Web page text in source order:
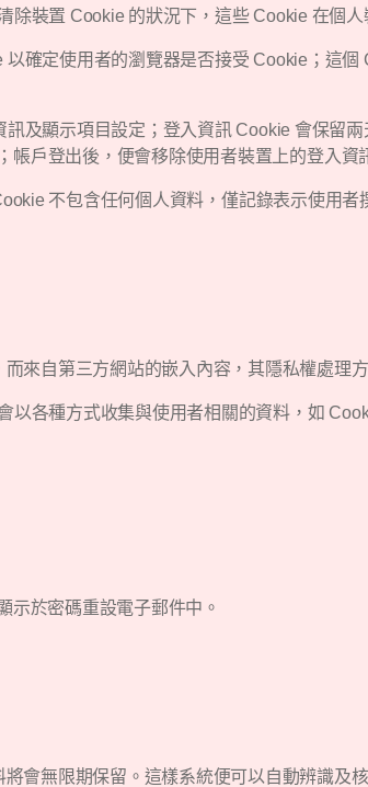
裝置 Cookie 的狀況下，這些 Cookie 在個人
確定使用者的瀏覽器是否接受 Cookie；這
及顯示項目設定；登入資訊 Cookie 會保留
戶登出後，便會移除使用者裝置上的登入資
不包含任何個人資料，僅記錄表示使用者
來自第三方網站的嵌入內容，其隱私權處理
各種方式收集與使用者相關的資料，如
示於密碼重設電子郵件中。
會無限期保留。這樣系統便可以自動辨識及